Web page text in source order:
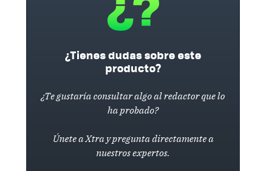
¿Tienes dudas sobre este
producto?
¿Te gustaría consultar algo al redactor que lo
ha probado?
Únete a Xtra y pregunta directamente a
nuestros expertos.